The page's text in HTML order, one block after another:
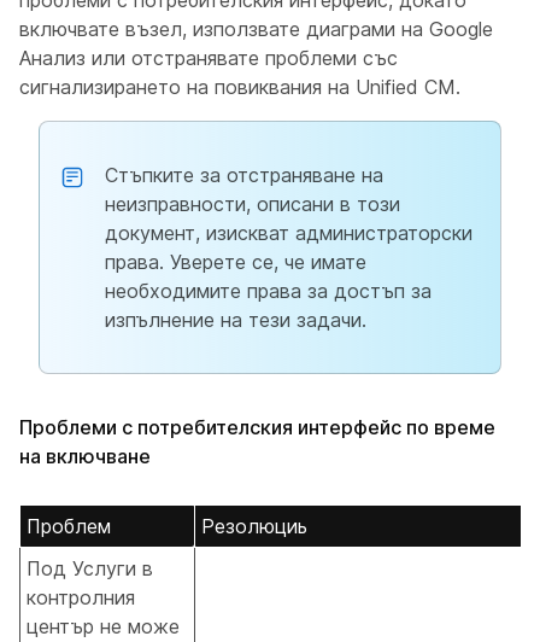
включвате възел, използвате диаграми на Google
Анализ или отстранявате проблеми със
сигнализирането на повиквания на Unified CM.
Стъпките за отстраняване на
неизправности, описани в този
документ, изискват администраторски
права. Уверете се, че имате
необходимите права за достъп за
изпълнение на тези задачи.
Проблеми с потребителския интерфейс по време
на включване
Проблем
Резолюциь
Под Услуги в
контролния
център не може